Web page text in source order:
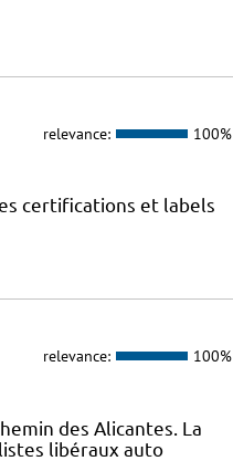
relevance: 100%
certifications et labels
relevance: 100%
des Alicantes. La
libéraux auto